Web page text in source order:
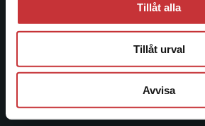
Tillåt alla
Tillåt urval
Avvisa
Åkergränden 1
226 60 Lund
Kundservice
Kontakta kundservice